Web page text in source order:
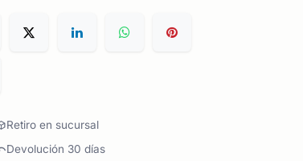
Retiro en sucursal
Devolución 30 días